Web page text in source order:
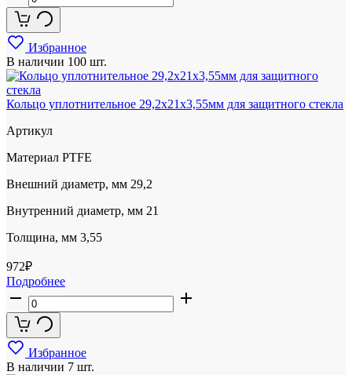
Избранное
В наличии 100 шт.
Кольцо уплотнительное 29,2x21x3,55мм для защитного стекла
Артикул
Материал PTFE
Внешний диаметр, мм 29,2
Внутренний диаметр, мм 21
Толщина, мм 3,55
972₽
Подробнее
Избранное
В наличии 7 шт.